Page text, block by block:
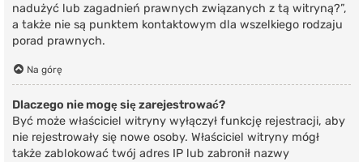
nadużyć lub zagadnień prawnych związanych z tą witryną?”,
a także nie są punktem kontaktowym dla wszelkiego rodzaju
porad prawnych.
Na górę
Dlaczego nie mogę się zarejestrować?
Być może właściciel witryny wyłączył funkcję rejestracji, aby
nie rejestrowały się nowe osoby. Właściciel witryny mógł
także zablokować twój adres IP lub zabronił nazwy